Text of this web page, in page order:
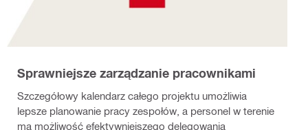
Sprawniejsze zarządzanie pracownikami
Szczegółowy kalendarz całego projektu umożliwia
lepsze planowanie pracy zespołów, a personel w terenie
ma możliwość efektywniejszego delegowania